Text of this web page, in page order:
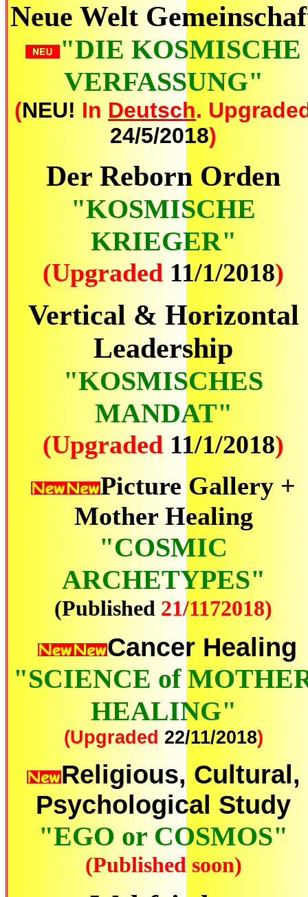
Neue Welt
"DIE KOSMISCHE
VERFASSUNG"
(NEU! In Deutsch.
24/5/2018)
Der Reborn Orden
"KOSMISCHE
KRIEGER"
(Upgraded 11/1/2018)
Vertical & Horizontal
Leadership
"KOSMISCHES
MANDAT"
(Upgraded 11/1/2018)
Picture Gallery +
Mother Healing
"COSMIC
ARCHETYPES"
(Published21/1172018)
Cancer Healing
"SCIENCE of
HEALING"
(Upgraded 22/11/2018)
Religious, Cultural,
Psychological Study
"EGO or COSMOS"
(Published soon)